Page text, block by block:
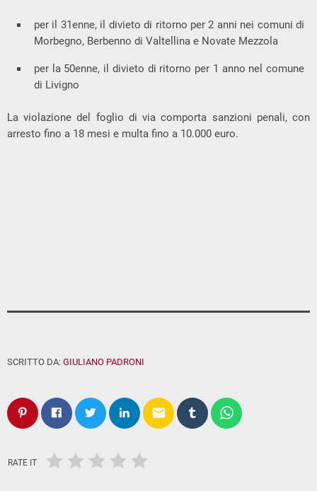
per il 31enne, il divieto di ritorno per 2 anni nei comuni di
Morbegno, Berbenno di Valtellina e Novate Mezzola
per la 50enne, il divieto di ritorno per 1 anno nel comune
di Livigno
La violazione del foglio di via comporta sanzioni penali, con
arresto fino a 18 mesi e multa fino a 10.000 euro.
SCRITTO DA: GIULIANO PADRONI
email
RATE IT